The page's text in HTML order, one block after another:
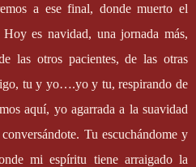
a ese final, donde muerto el
es navidad, una jornada más,
las otros pacientes, de las otras
tu y yo….yo y tu, respirando de
aquí, yo agarrada a la suavidad
Tu escuchándome y
mi espíritu tiene arraigado la